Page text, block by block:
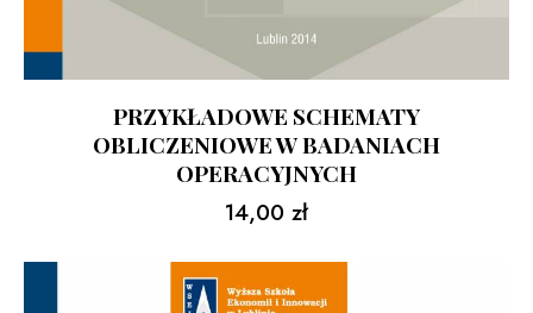
PRZYKŁADOWE SCHEMATY
OBLICZENIOWE W BADANIACH
OPERACYJNYCH
14,00 zł